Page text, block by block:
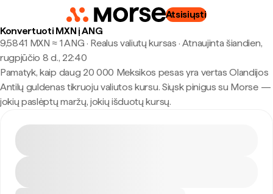
Atsisiųsti
Konvertuoti MXN į ANG
9,5841 MXN ≈ 1 ANG · Realus valiutų kursas · Atnaujinta šiandien,
rugpjūčio 8 d., 22:40
Pamatyk, kaip daug 20 000 Meksikos pesas yra vertas Olandijos
Antilų guldenas tikruoju valiutos kursu. Siųsk pinigus su Morse —
jokių paslėptų maržų, jokių išduotų kursų.